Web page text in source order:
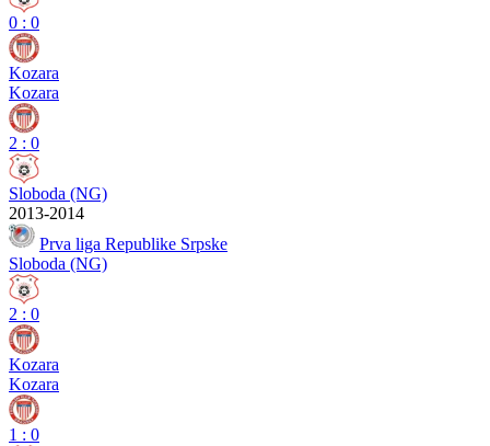
0 : 0
Kozara
Kozara
2 : 0
Sloboda (NG)
2013-2014
Prva liga Republike Srpske
Sloboda (NG)
2 : 0
Kozara
Kozara
1 : 0